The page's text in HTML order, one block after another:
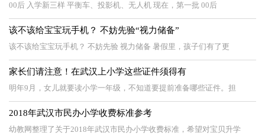
00后 入学新三样 平衡车、投影机、无人机 现在，第一批 00后
该不该给宝宝玩手机？ 不妨先验“视力储备”
该不该给宝宝玩手机？ 不妨先验 视力储备 暑假里，孩子们有了更
家长们请注意！在武汉上小学这些证件须得有
明年9月，女儿就要读小学一年级，不知道要提前准备哪些证件。担
2018年武汉市民办小学收费标准参考
幼教网整理了关于2018年武汉市民办小学收费标准，希望对宝贝升学